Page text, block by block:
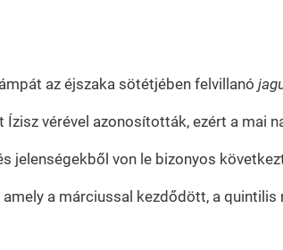
az éjszaka sötétjében felvillanó
t Ízisz vérével azonosították, ezért a mai
jelenségekből von le bizonyos
a márciussal kezdődött, a